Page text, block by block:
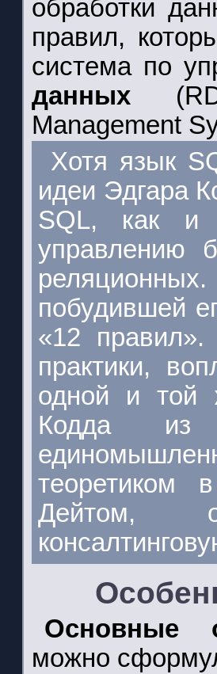
обработки
правил,
система по
данных
Management
Хотя язык
идеи Эдгара
SQL, как и
управлению
побудившей
«12
практики,
одной и той
Кодда
теоретиком
Дейтом,
Основные
можно